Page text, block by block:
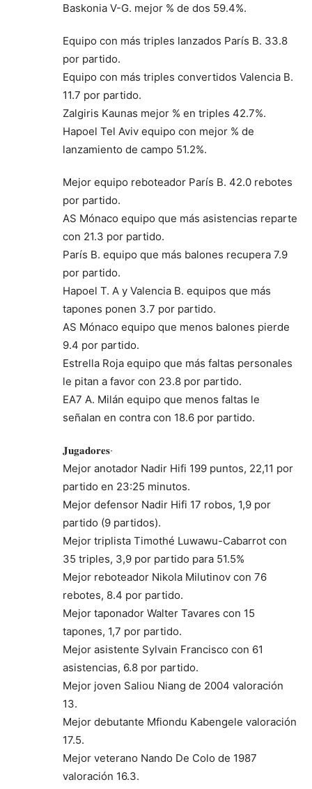
Baskonia V-G. mejor % de dos 59.4%.
Equipo con más triples lanzados París B. 33.8
por partido.
Equipo con más triples convertidos Valencia B.
11.7 por partido.
Zalgiris Kaunas mejor % en triples 42.7%.
Hapoel Tel Aviv equipo con mejor % de
lanzamiento de campo 51.2%.
Mejor equipo reboteador París B. 42.0 rebotes
por partido.
AS Mónaco equipo que más asistencias reparte
con 21.3 por partido.
París B. equipo que más balones recupera 7.9
por partido.
Hapoel T. A y Valencia B. equipos que más
tapones ponen 3.7 por partido.
AS Mónaco equipo que menos balones pierde
9.4 por partido.
Estrella Roja equipo que más faltas personales
le pitan a favor con 23.8 por partido.
EA7 A. Milán equipo que menos faltas le
señalan en contra con 18.6 por partido.
𝐉𝐮𝐠𝐚𝐝𝐨𝐫𝐞𝐬‧
Mejor anotador Nadir Hifi 199 puntos, 22,11 por
partido en 23:25 minutos.
Mejor defensor Nadir Hifi 17 robos, 1,9 por
partido (9 partidos).
Mejor triplista Timothé Luwawu-Cabarrot con
35 triples, 3,9 por partido para 51.5%
Mejor reboteador Nikola Milutinov con 76
rebotes, 8.4 por partido.
Mejor taponador Walter Tavares con 15
tapones, 1,7 por partido.
Mejor asistente Sylvain Francisco con 61
asistencias, 6.8 por partido.
Mejor joven Saliou Niang de 2004 valoración
13.
Mejor debutante Mfiondu Kabengele valoración
17.5.
Mejor veterano Nando De Colo de 1987
valoración 16.3.